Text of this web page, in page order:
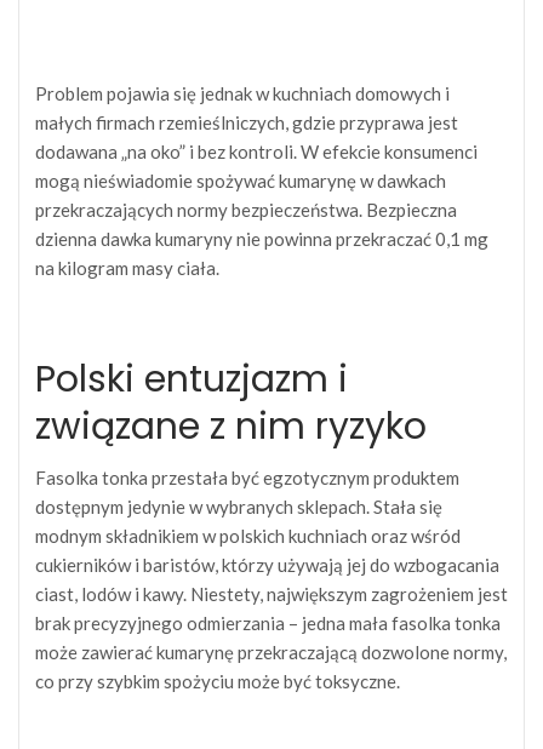
Problem pojawia się jednak w kuchniach domowych i
małych firmach rzemieślniczych, gdzie przyprawa jest
dodawana „na oko” i bez kontroli. W efekcie konsumenci
mogą nieświadomie spożywać kumarynę w dawkach
przekraczających normy bezpieczeństwa. Bezpieczna
dzienna dawka kumaryny nie powinna przekraczać 0,1 mg
na kilogram masy ciała.
Polski entuzjazm i
związane z nim ryzyko
Fasolka tonka przestała być egzotycznym produktem
dostępnym jedynie w wybranych sklepach. Stała się
modnym składnikiem w polskich kuchniach oraz wśród
cukierników i baristów, którzy używają jej do wzbogacania
ciast, lodów i kawy. Niestety, największym zagrożeniem jest
brak precyzyjnego odmierzania – jedna mała fasolka tonka
może zawierać kumarynę przekraczającą dozwolone normy,
co przy szybkim spożyciu może być toksyczne.